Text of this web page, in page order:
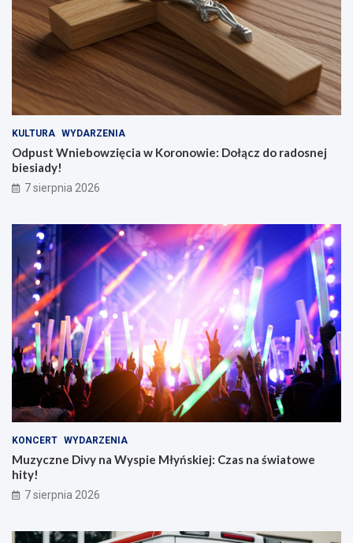
KULTURA WYDARZENIA
Odpust Wniebowzięcia w Koronowie: Dołącz do radosnej
biesiady!
7 sierpnia 2026
KONCERT WYDARZENIA
Muzyczne Divy na Wyspie Młyńskiej: Czas na światowe
hity!
7 sierpnia 2026